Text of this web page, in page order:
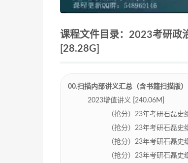
课程文件目录：2023考研政
[28.28G]
00.扫描内部讲义汇总（含书籍扫描版）
2023增值讲义 [240.06M]
（抢分）23年考研石磊史
（抢分）23年考研石磊
（抢分）23年考研石磊史
（抢分）23年考研石磊